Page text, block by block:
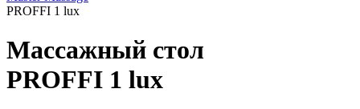
PROFFI 1 lux
Массажный стол
PROFFI 1 lux